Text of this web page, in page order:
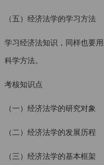
（五）经济法学的学习方法
学习经济法知识，同样也要
科学方法。
考核知识点
（一）经济法学的研究对象
（二）经济法学的发展历程
（三）经济法学的基本框架